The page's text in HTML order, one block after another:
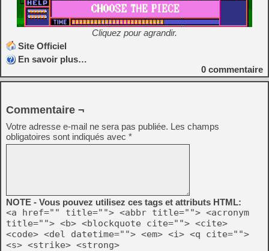
Cliquez pour agrandir.
Site Officiel
En savoir plus…
0 commentaire
Commentaire ¬
Votre adresse e-mail ne sera pas publiée. Les champs
obligatoires sont indiqués avec *
NOTE - Vous pouvez utilisez ces tags et attributs HTML:
<a href="" title=""> <abbr title=""> <acronym
title=""> <b> <blockquote cite=""> <cite>
<code> <del datetime=""> <em> <i> <q cite="">
<s> <strike> <strong>